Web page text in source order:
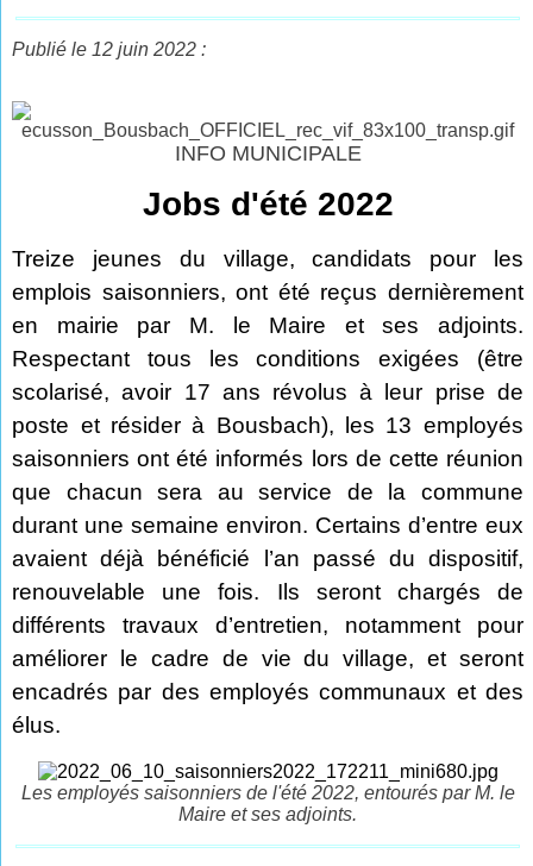
Publié le 12 juin 2022 :
INFO MUNICIPALE
Jobs d'été 2022
Treize jeunes du village, candidats pour les
emplois saisonniers, ont été reçus dernièrement
en mairie par M. le Maire et ses adjoints.
Respectant tous les conditions exigées (être
scolarisé, avoir 17 ans révolus à leur prise de
poste et résider à Bousbach), les 13 employés
saisonniers ont été informés lors de cette réunion
que chacun sera au service de la commune
durant une semaine environ. Certains d’entre eux
avaient déjà bénéficié l’an passé du dispositif,
renouvelable une fois. Ils seront chargés de
différents travaux d’entretien, notamment pour
améliorer le cadre de vie du village, et seront
encadrés par des employés communaux et des
élus.
Les employés saisonniers de l'été 2022, entourés par M. le
Maire et ses adjoints.